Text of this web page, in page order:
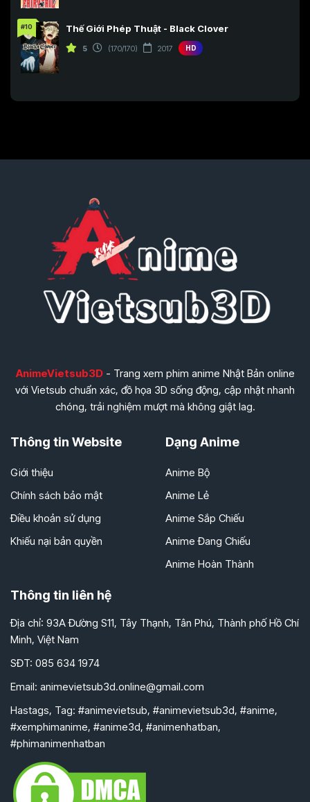
#10 Thế Giới Phép Thuật - Black Clover
5 (170/170) 2017 HD
AnimeVietsub3D- Trang xem phim anime Nhật Bản online
với Vietsub chuẩn xác, đồ họa 3D sống động, cập nhật nhanh
chóng, trải nghiệm mượt mà không giật lag.
Thông tin Website
Giới thiệu
Chính sách bảo mật
Điều khoản sử dụng
Khiếu nại bản quyền
Dạng Anime
Anime Bộ
Anime Lẻ
Anime Sắp Chiếu
Anime Đang Chiếu
Anime Hoàn Thành
Thông tin liên hệ
Địa chỉ: 93A Đường S11, Tây Thạnh, Tân Phú, Thành phố Hồ Chí
Minh, Việt Nam
SĐT: 085 634 1974
Email: animevietsub3d.online@gmail.com
Hastags, Tag: #animevietsub, #animevietsub3d, #anime,
#xemphimanime, #anime3d, #animenhatban,
#phimanimenhatban